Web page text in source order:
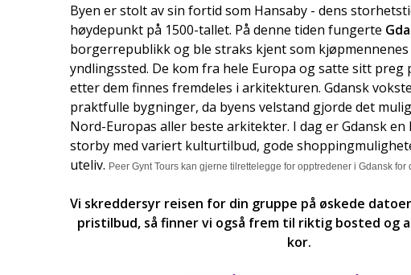
Byen er stolt av sin fortid som Hansaby - dens
høydepunkt på 1500-tallet. På denne tiden fungerte
borgerrepublikk og ble straks kjent som
yndlingssted. De kom fra hele Europa og satte sitt preg
etter dem finnes fremdeles i arkitekturen. Gdansk
praktfulle bygninger, da byens velstand gjorde det
Nord-Europas aller beste arkitekter. I dag er Gdansk
storby med variert kulturtilbud, gode
uteliv. Peer Gynt Tours kan gjerne tilrettelegge for opptredener i Gdansk for
Vi skreddersyr reisen for din gruppe på øskede
pristilbud, så finner vi også frem til riktig bosted
kor.